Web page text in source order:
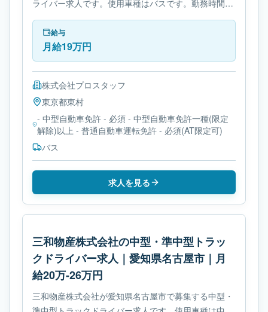
ライバー求人です。使用車種はバスです。勤務時間
は- 変形労働時間制です。必要免許は- 中型自動車免許
です。給与
月給19万円
株式会社プロスタッフ
東京都東村
- 中型自動車免許 - 必須 - 中型自動車免許一種(限定
解除)以上 - 普通自動車運転免許 - 必須(AT限定可)
バス
求人を見る
三和物産株式会社の中型・準中型トラッ
クドライバー求人｜愛知県名古屋市｜月
給20万-26万円
三和物産株式会社が愛知県名古屋市で募集する中型・